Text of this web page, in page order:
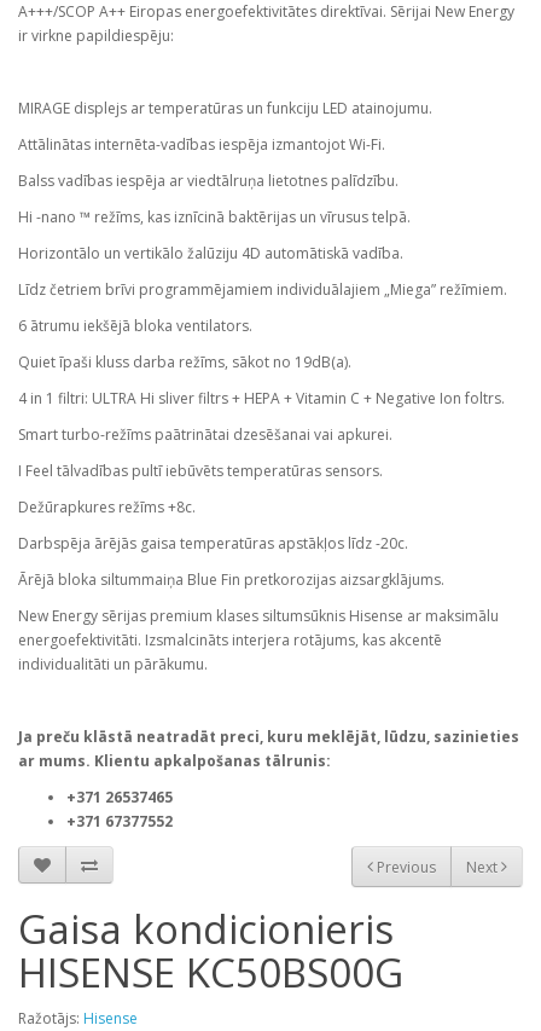
А+++/SCOP A++ Eiropas energoefektivitātes direktīvai. Sērijai New Energy
ir virkne papildiespēju:
MIRAGE displejs ar temperatūras un funkciju LED atainojumu.
Attālinātas internēta-vadības iespēja izmantojot Wi-Fi.
Balss vadības iespēja ar viedtālruņa lietotnes palīdzību.
Hi -nano ™ režīms, kas iznīcinā baktērijas un vīrusus telpā.
Horizontālo un vertikālo žalūziju 4D automātiskā vadība.
Līdz četriem brīvi programmējamiem individuālajiem „Miega” režīmiem.
6 ātrumu iekšējā bloka ventilators.
Quiet īpaši kluss darba režīms, sākot no 19dB(a).
4 in 1 filtri: ULTRA Hi sliver filtrs + HEPA + Vitamin C + Negative Ion foltrs.
Smart turbo-režīms paātrinātai dzesēšanai vai apkurei.
I Feel tālvadības pultī iebūvēts temperatūras sensors.
Dežūrapkures režīms +8с.
Darbspēja ārējās gaisa temperatūras apstākļos līdz -20с.
Ārējā bloka siltummaiņa Blue Fin pretkorozijas aizsargklājums.
New Energy sērijas premium klases siltumsūknis Hisense ar maksimālu
energoefektivitāti. Izsmalcināts interjera rotājums, kas akcentē
individualitāti un pārākumu.
Ja preču klāstā neatradāt preci, kuru meklējāt, lūdzu, sazinieties
ar mums. Klientu apkalpošanas tālrunis:
+371 26537465
+371 67377552
Previous Next
Gaisa kondicionieris
HISENSE KC50BS00G
Ražotājs: Hisense